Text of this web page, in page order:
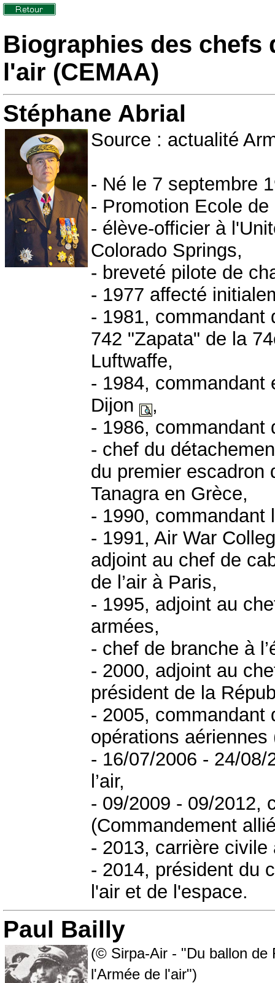
Biographies des chefs
l'air (CEMAA)
Stéphane Abrial
Source : actualité
- Né le 7 septembre
- Promotion Ecole
- élève-officier à
Colorado Springs,
- breveté pilote de
- 1977 affecté
- 1981, commandant
742 "Zapata" de la
Luftwaffe,
- 1984, commandant
Dijon
,
- 1986,
- chef du
du premier escadron
Tanagra en Grèce,
- 1990,
- 1991, Air War
adjoint au chef de
de l’air à Paris,
- 1995, adjoint au
armées,
- chef de branche à
- 2000, adjoint au
président de la
- 2005, commandant
opérations aériennes
- 16/07/2006 - 24/08/
l’air,
- 09/2009 - 09/2012,
(Commandement
- 2013, carrière civile
- 2014, président du
l'air et de l'espace.
Paul Bailly
(© Sirpa-Air - "Du ballon de
l'Armée de l'air")